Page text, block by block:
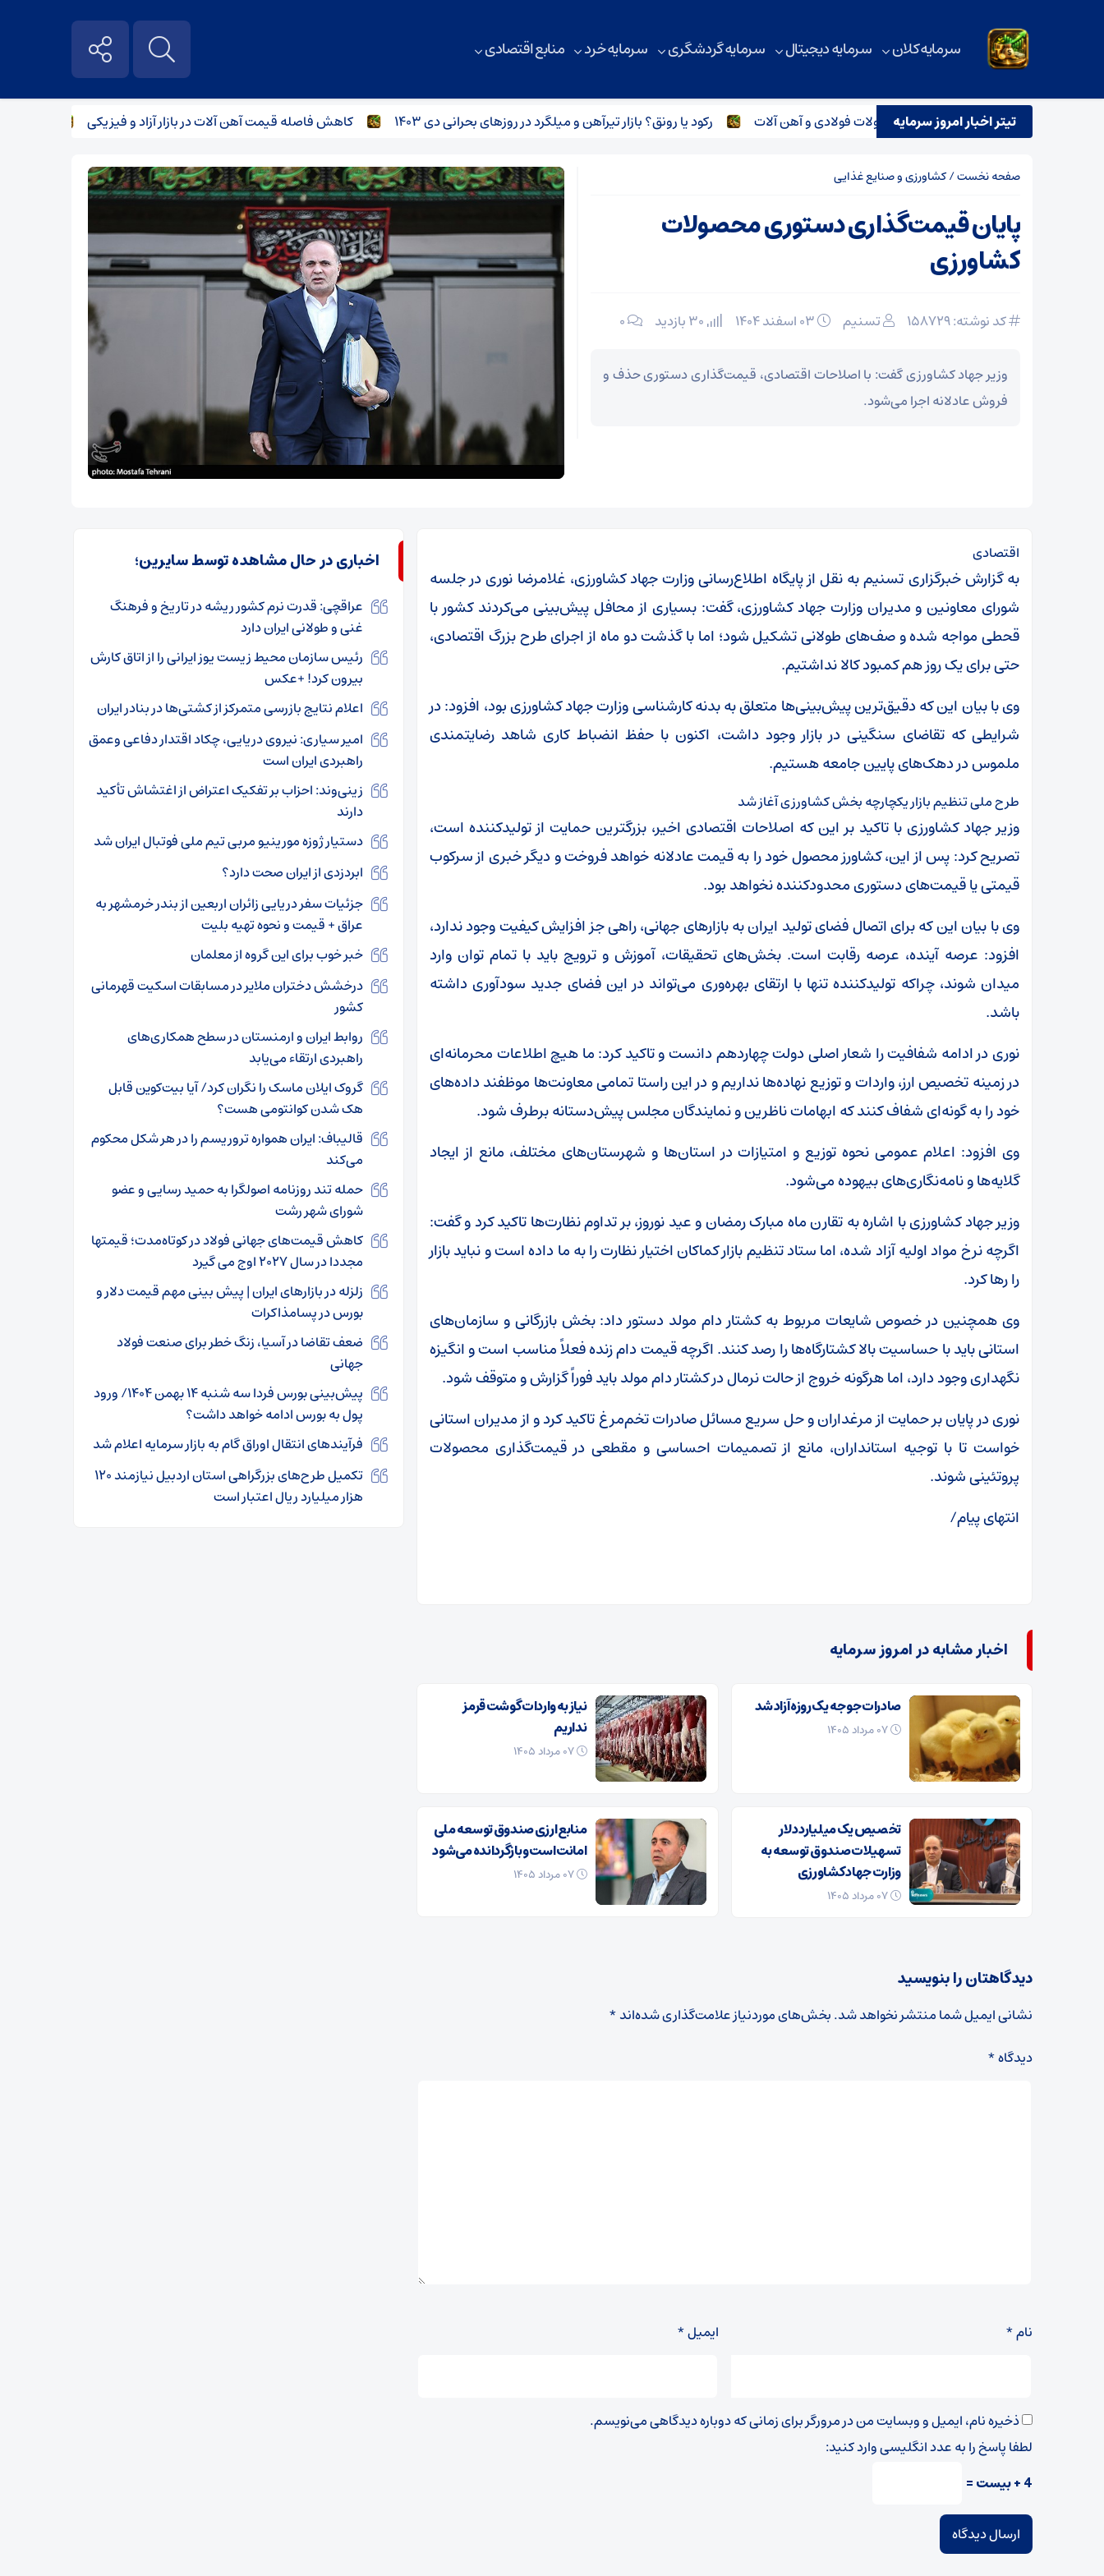
سرمایه کلان سرمایه دیجیتال سرمایه گردشگری سرمایه خرد منابع اقتصادی
تیتر اخبار امروز سرمایه
رونق معاملات در بازار فیزیکی محصولات فولادی و آهن آلات رکود یا رونق؟ بازار تیرآهن و میلگرد در روزهای بحرانی دی ۱۴۰۳ کاهش فاصله قیمت آهن آلات در بازار آزاد و فیزیکی سکوی پرتاب
صفحه نخست/کشاورزی و صنایع غذایی
پایان قیمت‌گذاری دستوری محصولات
کشاورزی
کد نوشته: 158729 تسنیم ۰
وزیر جهاد کشاورزی گفت: با اصلاحات اقتصادی، قیمت‌گذاری دستوری حذف و
فروش عادلانه اجرا می‌شود.
اقتصادی
به گزارش خبرگزاری تسنیم به نقل از پایگاه اطلاع‌رسانی وزارت جهاد کشاورزی، غلامرضا نوری در جلسه
شورای معاونین و مدیران وزارت جهاد کشاورزی، گفت: بسیاری از محافل پیش‌بینی می‌کردند کشور با
قحطی مواجه شده و صف‌های طولانی تشکیل شود؛ اما با گذشت دو ماه از اجرای طرح بزرگ اقتصادی،
حتی برای یک روز هم کمبود کالا نداشتیم.
وی با بیان این که دقیق‌ترین پیش‌بینی‌ها متعلق به بدنه کارشناسی وزارت جهاد کشاورزی بود، افزود: در
شرایطی که تقاضای سنگینی در بازار وجود داشت، اکنون با حفظ انضباط کاری شاهد رضایتمندی
ملموس در دهک‌های پایین جامعه هستیم.
طرح ملی تنظیم بازار یکچارچه بخش کشاورزی آغاز شد
وزیر جهاد کشاورزی با تاکید بر این که اصلاحات اقتصادی اخیر، بزرگترین حمایت از تولیدکننده است،
تصریح کرد: پس از این، کشاورز محصول خود را به قیمت عادلانه خواهد فروخت و دیگر خبری از سرکوب
قیمتی یا قیمت‌های دستوری محدودکننده نخواهد بود.
وی با بیان این که برای اتصال فضای تولید ایران به بازارهای جهانی، راهی جز افزایش کیفیت وجود ندارد،
افزود: عرصه آینده، عرصه رقابت است. بخش‌های تحقیقات، آموزش و ترویج باید با تمام توان وارد
میدان شوند، چراکه تولیدکننده تنها با ارتقای بهره‌وری می‌تواند در این فضای جدید سودآوری داشته
باشد.
نوری در ادامه شفافیت را شعار اصلی دولت چهاردهم دانست و تاکید کرد: ما هیچ اطلاعات محرمانه‌ای
در زمینه تخصیص ارز، واردات و توزیع نهاده‌ها نداریم و در این راستا تمامی معاونت‌ها موظفند داده‌های
خود را به گونه‌ای شفاف کنند که ابهامات ناظرین و نمایندگان مجلس پیش‌دستانه برطرف شود.
وی افزود: اعلام عمومی نحوه توزیع و امتیازات در استان‌ها و شهرستان‌های مختلف، مانع از ایجاد
گلایه‌ها و نامه‌نگاری‌های بیهوده می‌شود.
وزیر جهاد کشاورزی با اشاره به تقارن ماه مبارک رمضان و عید نوروز، بر تداوم نظارت‌ها تاکید کرد و گفت:
اگرچه نرخ مواد اولیه آزاد شده، اما ستاد تنظیم بازار کماکان اختیار نظارت را به ما داده است و نباید بازار
را رها کرد.
وی همچنین در خصوص شایعات مربوط به کشتار دام مولد دستور داد: بخش بازرگانی و سازمان‌های
استانی باید با حساسیت بالا کشتارگاه‌ها را رصد کنند. اگرچه قیمت دام زنده فعلاً مناسب است و انگیزه
نگهداری وجود دارد، اما هرگونه خروج از حالت نرمال در کشتار دام مولد باید فوراً گزارش و متوقف شود.
نوری در پایان بر حمایت از مرغداران و حل سریع مسائل صادرات تخم‌مرغ تاکید کرد و از مدیران استانی
خواست تا با توجیه استانداران، مانع از تصمیمات احساسی و مقطعی در قیمت‌گذاری محصولات
پروتئینی شوند.
انتهای پیام/
اخبار مشابه در امروز سرمایه
صادرات جوجه یک روزه آزاد شد
نیاز به واردات گوشت قرمز
نداریم
۰۷ مرداد ۱۴۰۵
تخصیص یک میلیارد دلار
تسهیلات صندوق توسعه به
وزارت جهاد کشاورزی
منابع ارزی صندوق توسعه ملی
امانت است و بازگردانده می‌شود
۰۷ مرداد ۱۴۰۵
دیدگاهتان را بنویسید
نشانی ایمیل شما منتشر نخواهد شد.بخش‌های موردنیاز علامت‌گذاری شده‌اند*
دیدگاه*
نام* ایمیل*
ذخیره نام، ایمیل و وبسایت من در مرورگر برای زمانی که دوباره دیدگاهی می‌نویسم.
لطفا پاسخ را به عدد انگلیسی وارد کنید:
4 + بیست =
اخباری در حال مشاهده توسط سایرین؛
عراقچی: قدرت نرم کشور ریشه در تاریخ و فرهنگ
غنی و طولانی ایران دارد
رئیس سازمان محیط زیست یوز ایرانی را از اتاق کارش
بیرون کرد! +‌عکس
اعلام نتایج بازرسی متمرکز از کشتی‌ها در بنادر ایران
امیر سیاری: نیروی دریایی، چکاد اقتدار دفاعی وعمق
راهبردی ایران است
زینی‌وند: احزاب بر تفکیک اعتراض از اغتشاش تأکید
دارند
دستیار ژوزه مورینیو مربی تیم ملی فوتبال ایران شد
ابردزدی از ایران صحت دارد؟
جزئیات سفر دریایی زائران اربعین از بندر خرمشهر به
عراق + قیمت و نحوه تهیه بلیت
خبر خوب برای این گروه از معلمان
درخشش دختران ملایر در مسابقات اسکیت قهرمانی
کشور
روابط ایران و ارمنستان در سطح همکاری‌های
راهبردی ارتقاء می‌یابد
گروک ایلان ماسک را نگران کرد/ آیا بیت‌کوین قابل
هک شدن کوانتومی هست؟
قالیباف: ایران همواره تروریسم را در هر شکل محکوم
می‌کند
حمله تند روزنامه اصولگرا به حمید رسایی و عضو
شورای شهر رشت
کاهش قیمت‌های جهانی فولاد در کوتاه‌مدت؛ قیمتها
مجددا در سال ۲۰۲۷ اوج می گیرد
زلزله در بازارهای ایران | پیش بینی مهم قیمت دلار و
بورس در پسامذاکرات
ضعف تقاضا در آسیا، زنگ خطر برای صنعت فولاد
جهانی
پیش‌بینی بورس فردا سه شنبه ۱۴ بهمن ۱۴۰۴/ ورود
پول به بورس ادامه خواهد داشت؟
فرآیندهای انتقال اوراق گام به بازار سرمایه اعلام شد
تکمیل طرح‌های بزرگراهی استان اردبیل نیازمند ۱۲۰
هزار میلیارد ریال اعتبار است